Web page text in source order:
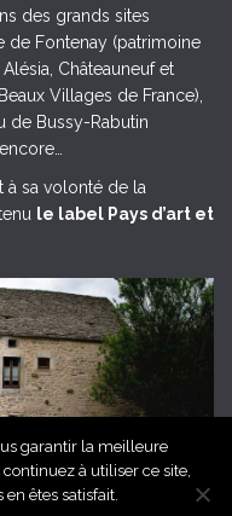
des grands sites
de Fontenay (patrimoine
Châteauneuf et
Villages de France),
de Bussy-Rabutin
à sa volonté de la
le label Pays d’art et
Pays Auxois Morvan
garantir la meilleure
à utiliser ce site,
êtes satisfait.